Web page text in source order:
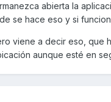
abierta la
se hace eso y si
viene a decir eso,
aunque esté en